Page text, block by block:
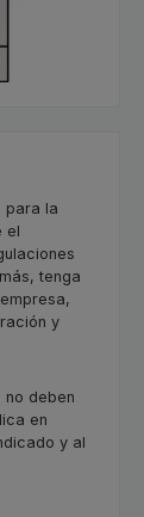
para la
el
tenga
y
deben
en
y al